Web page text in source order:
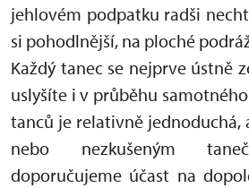
jehlovém podpatku radši
si pohodlnější, na ploché
Každý tanec se nejprve ústně
uslyšíte i v průběhu
tanců je relativně jednoduchá,
nebo nezkušeným
doporučujeme účast na